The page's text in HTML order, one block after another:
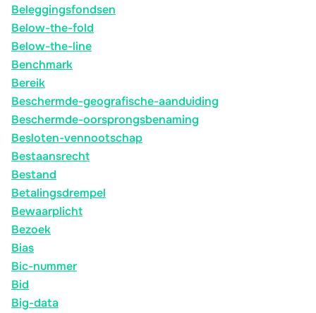
Beleggingsfondsen
Below-the-fold
Below-the-line
Benchmark
Bereik
Beschermde-geografische-aanduiding
Beschermde-oorsprongsbenaming
Besloten-vennootschap
Bestaansrecht
Bestand
Betalingsdrempel
Bewaarplicht
Bezoek
Bias
Bic-nummer
Bid
Big-data